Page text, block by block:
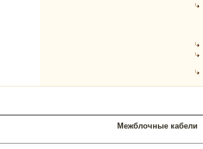
Межблочные кабели